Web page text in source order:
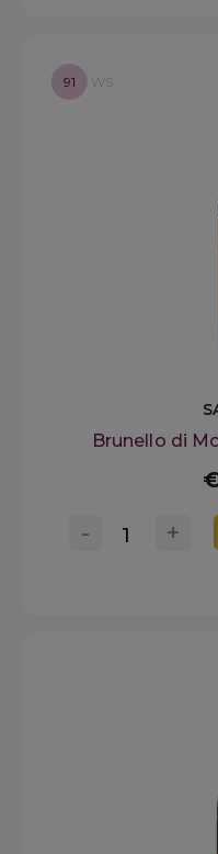
91 WS
Brunello di
+
-